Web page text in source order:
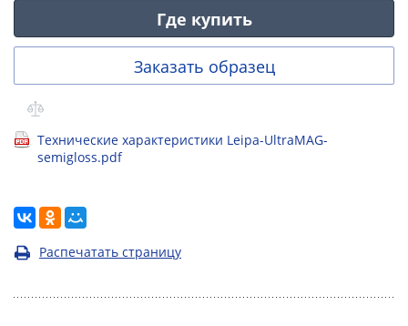
Где купить
Заказать образец
Технические характеристики Leipa-UltraMAG-
semigloss.pdf
Распечатать страницу